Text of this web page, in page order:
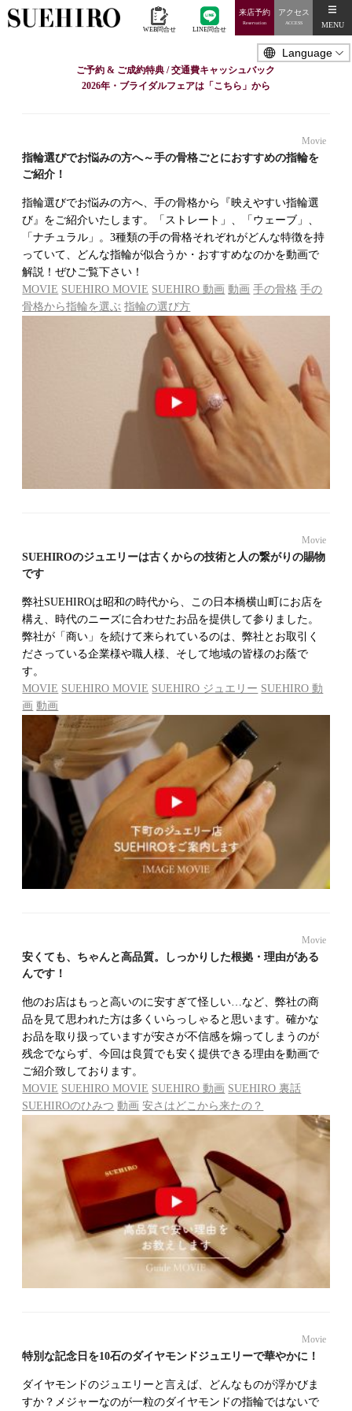
WEB問合せ LINE問合せ
来店予約
Reservation
アクセス
ACCESS MENU
ご予約 & ご成約特典 / 交通費キャッシュバック
2026年・ブライダルフェアは「こちら」から
Movie
指輪選びでお悩みの方へ～手の骨格ごとにおすすめの指輪を
ご紹介！
指輪選びでお悩みの方へ、手の骨格から『映えやすい指輪選
び』をご紹介いたします。「ストレート」、「ウェーブ」、
「ナチュラル」。3種類の手の骨格それぞれがどんな特徴を持
っていて、どんな指輪が似合うか・おすすめなのかを動画で
解説！ぜひご覧下さい！
MOVIE SUEHIRO MOVIE SUEHIRO 動画 動画 手の骨格 手の
骨格から指輪を選ぶ 指輪の選び方
Movie
SUEHIROのジュエリーは古くからの技術と人の繋がりの賜物
です
弊社SUEHIROは昭和の時代から、この日本橋横山町にお店を
構え、時代のニーズに合わせたお品を提供して参りました。
弊社が「商い」を続けて来られているのは、弊社とお取引く
ださっている企業様や職人様、そして地域の皆様のお蔭で
す。
MOVIE SUEHIRO MOVIE SUEHIRO ジュエリー SUEHIRO 動
画 動画
Movie
安くても、ちゃんと高品質。しっかりした根拠・理由がある
んです！
他のお店はもっと高いのに安すぎて怪しい…など、弊社の商
品を見て思われた方は多くいらっしゃると思います。確かな
お品を取り扱っていますが安さが不信感を煽ってしまうのが
残念でならず、今回は良質でも安く提供できる理由を動画で
ご紹介致しております。
MOVIE SUEHIRO MOVIE SUEHIRO 動画 SUEHIRO 裏話
SUEHIROのひみつ 動画 安さはどこから来たの？
Movie
特別な記念日を10石のダイヤモンドジュエリーで華やかに！
ダイヤモンドのジュエリーと言えば、どんなものが浮かびま
すか？メジャーなのが一粒のダイヤモンドの指輪ではないで